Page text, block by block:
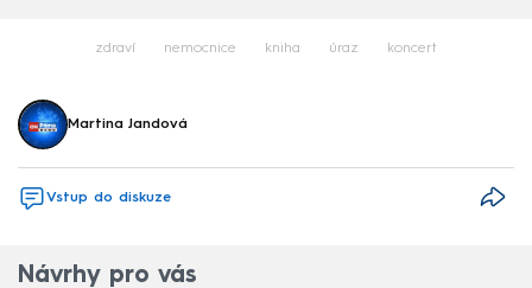
zdraví nemocnice kniha úraz koncert
Martina Jandová
Vstup do diskuze
Návrhy pro vás